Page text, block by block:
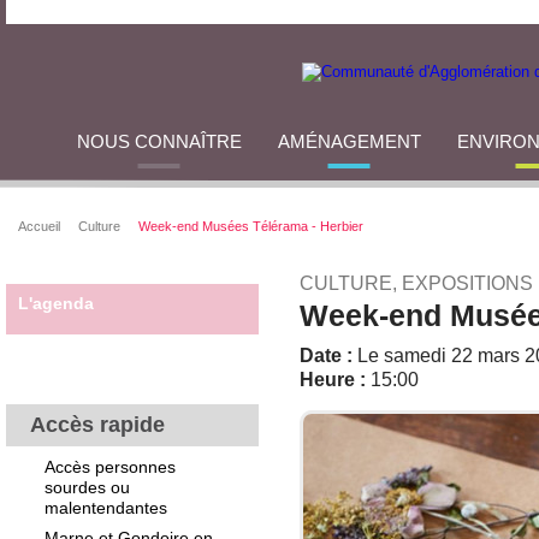
NOUS CONNAÎTRE AMÉNAGEMENT
Accueil Culture Week-end Musées Télérama - Herbier
L'agenda
Accès rapide
Accès personnes
sourdes ou
malentendantes
CULTURE, EXPOSITIONS
Week-end
Date : Le samedi 22 mars
Heure : 15:00